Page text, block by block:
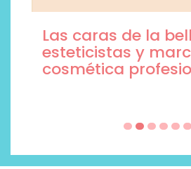
Las caras de la
esteticistas y
cosmética